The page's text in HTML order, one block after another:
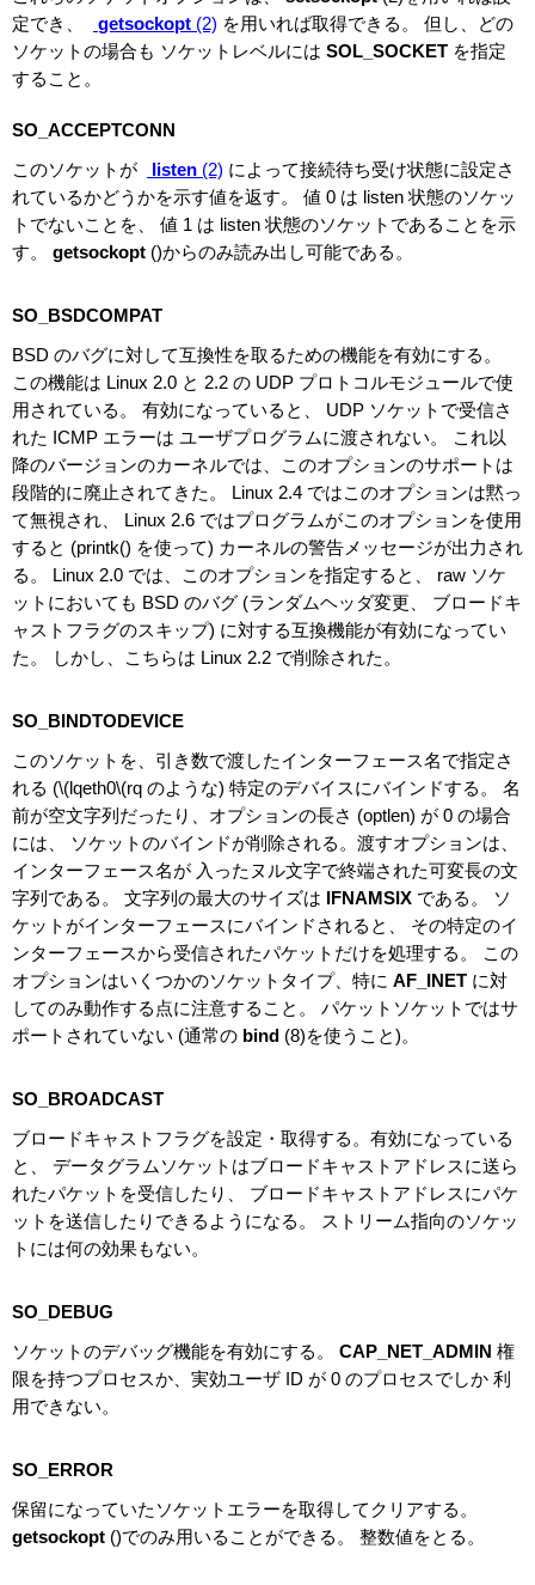
定でき、
getsockopt (2) を用いれば取得できる。 但し、どの
ソケットの場合も ソケットレベルには SOL_SOCKET を指定
すること。
SO_ACCEPTCONN
このソケットが
listen (2) によって接続待ち受け状態に設定さ
れているかどうかを示す値を返す。 値 0 は listen 状態のソケッ
トでないことを、 値 1 は listen 状態のソケットであることを示
す。 getsockopt ()からのみ読み出し可能である。
SO_BSDCOMPAT
BSD のバグに対して互換性を取るための機能を有効にする。
この機能は Linux 2.0 と 2.2 の UDP プロトコルモジュールで使
用されている。 有効になっていると、 UDP ソケットで受信さ
れた ICMP エラーは ユーザプログラムに渡されない。 これ以
降のバージョンのカーネルでは、このオプションのサポートは
段階的に廃止されてきた。 Linux 2.4 ではこのオプションは黙っ
て無視され、 Linux 2.6 ではプログラムがこのオプションを使用
すると (printk() を使って) カーネルの警告メッセージが出力され
る。 Linux 2.0 では、このオプションを指定すると、 raw ソケ
ットにおいても BSD のバグ (ランダムヘッダ変更、 ブロードキ
ャストフラグのスキップ) に対する互換機能が有効になってい
た。 しかし、こちらは Linux 2.2 で削除された。
SO_BINDTODEVICE
このソケットを、引き数で渡したインターフェース名で指定さ
れる (\(lqeth0\(rq のような) 特定のデバイスにバインドする。 名
前が空文字列だったり、オプションの長さ (optlen) が 0 の場合
には、 ソケットのバインドが削除される。渡すオプションは、
インターフェース名が 入ったヌル文字で終端された可変長の文
字列である。 文字列の最大のサイズは IFNAMSIX である。 ソ
ケットがインターフェースにバインドされると、 その特定のイ
ンターフェースから受信されたパケットだけを処理する。 この
オプションはいくつかのソケットタイプ、特に AF_INET に対
してのみ動作する点に注意すること。 パケットソケットではサ
ポートされていない (通常の bind (8)を使うこと)。
SO_BROADCAST
ブロードキャストフラグを設定・取得する。有効になっている
と、 データグラムソケットはブロードキャストアドレスに送ら
れたパケットを受信したり、 ブロードキャストアドレスにパケ
ットを送信したりできるようになる。 ストリーム指向のソケッ
トには何の効果もない。
SO_DEBUG
ソケットのデバッグ機能を有効にする。 CAP_NET_ADMIN 権
限を持つプロセスか、実効ユーザ ID が 0 のプロセスでしか 利
用できない。
SO_ERROR
保留になっていたソケットエラーを取得してクリアする。
getsockopt ()でのみ用いることができる。 整数値をとる。